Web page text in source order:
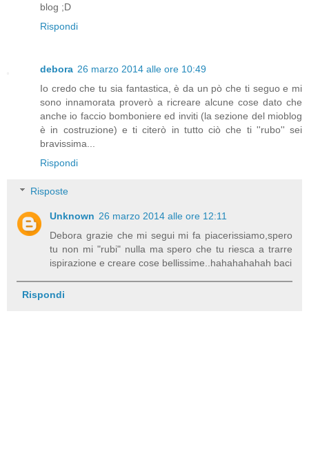
blog ;D
Rispondi
debora 26 marzo 2014 alle ore 10:49
Io credo che tu sia fantastica, è da un pò che ti seguo e mi
sono innamorata proverò a ricreare alcune cose dato che
anche io faccio bomboniere ed inviti (la sezione del mioblog
è in costruzione) e ti citerò in tutto ciò che ti ''rubo'' sei
bravissima...
Rispondi
Risposte
Unknown 26 marzo 2014 alle ore 12:11
Debora grazie che mi segui mi fa piacerissiamo,spero
tu non mi "rubi" nulla ma spero che tu riesca a trarre
ispirazione e creare cose bellissime..hahahahahah baci
Rispondi